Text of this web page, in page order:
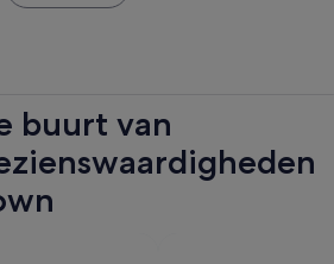
buurt van